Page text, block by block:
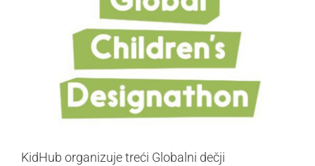
KidHub organizuje treći Globalni dečji